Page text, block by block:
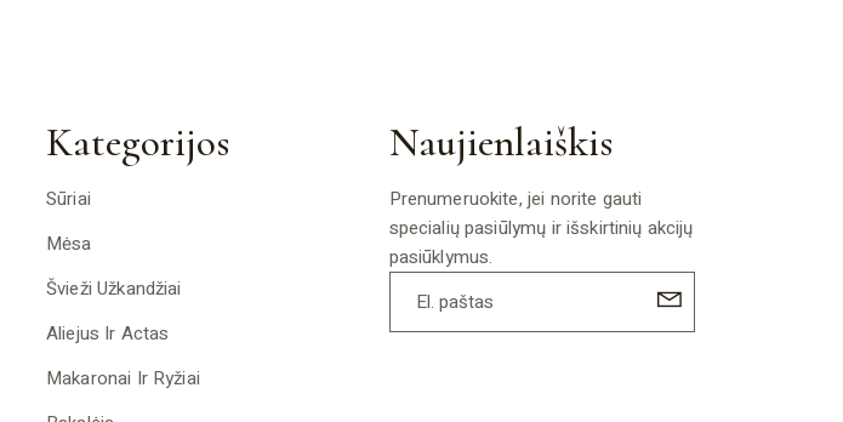
Kategorijos
Sūriai
Mėsa
Švieži Užkandžiai
Aliejus Ir Actas
Makaronai Ir Ryžiai
Naujienlaiškis
Prenumeruokite, jei norite gauti
specialių pasiūlymų ir išskirtinių akcijų
pasiūklymus.